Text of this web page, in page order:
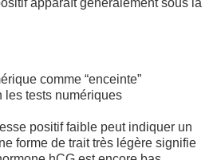
comme “enceinte”
les tests numériques
positif faible peut indiquer un
forme de trait très légère signifie